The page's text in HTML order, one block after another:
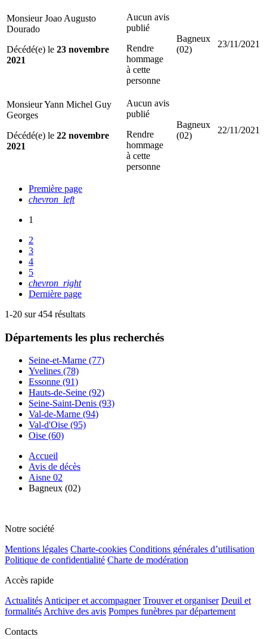
Monsieur Joao Augusto
Dourado
Décédé(e) le 23 novembre
2021
Aucun avis
publié
Rendre
hommage
à cette
personne
Bagneux
(02)
23/11/2021
Monsieur Yann Michel Guy
Georges
Décédé(e) le 22 novembre
2021
Aucun avis
publié
Rendre
hommage
à cette
personne
Bagneux
(02)
22/11/2021
Première page
chevron_left
1
2
3
4
5
chevron_right
Dernière page
1-20 sur 454 résultats
Départements les plus recherchés
Seine-et-Marne (77)
Yvelines (78)
Essonne (91)
Hauts-de-Seine (92)
Seine-Saint-Denis (93)
Val-de-Marne (94)
Val-d'Oise (95)
Oise (60)
Accueil
Avis de décès
Aisne 02
Bagneux (02)
Notre société
Mentions légales Charte-cookies Conditions générales d’utilisation
Politique de confidentialité Charte de modération
Accès rapide
Actualités Anticiper et accompagner Trouver et organiser Deuil et
formalités Archive des avis Pompes funèbres par département
Contacts